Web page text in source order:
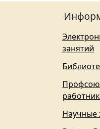
занятий
Научные